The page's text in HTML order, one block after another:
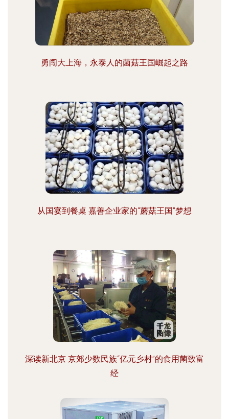
勇闯大上海，永泰人的菌菇王国崛起之路
从国宴到餐桌 嘉善企业家的“蘑菇王国”梦想
深读新北京 京郊少数民族“亿元乡村”的食用菌致富
经